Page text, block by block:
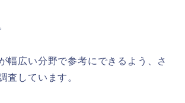
幅広い分野で参考にできるよう、さ
査しています。